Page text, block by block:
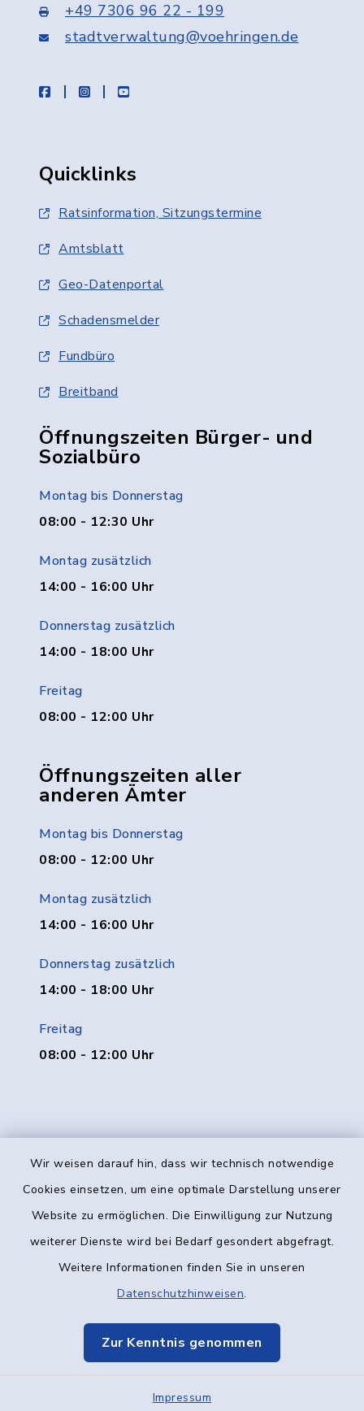
Wir weisen darauf hin, dass wir technisch notwendige
Cookies einsetzen, um eine optimale Darstellung unserer
Website zu ermöglichen. Die Einwilligung zur Nutzung
weiterer Dienste wird bei Bedarf gesondert abgefragt.
Weitere Informationen finden Sie in unseren
Datenschutzhinweisen.
Zur Kenntnis genommen
Impressum
+49 7306 96 22 - 199
stadtverwaltung@voehringen.de
facebookinstagramyoutube
Quicklinks
Ratsinformation, Sitzungstermine
Amtsblatt
Geo-Datenportal
Schadensmelder
Fundbüro
Breitband
Öffnungszeiten Bürger- und
Sozialbüro
Montag bis Donnerstag
08:00 - 12:30 Uhr
Montag zusätzlich
14:00 - 16:00 Uhr
Donnerstag zusätzlich
14:00 - 18:00 Uhr
Freitag
08:00 - 12:00 Uhr
Öffnungszeiten aller
anderen Ämter
Montag bis Donnerstag
08:00 - 12:00 Uhr
Montag zusätzlich
14:00 - 16:00 Uhr
Donnerstag zusätzlich
14:00 - 18:00 Uhr
Freitag
08:00 - 12:00 Uhr
Kontakt
Datenschutz
Elektronische Kommunikation
Sitemap